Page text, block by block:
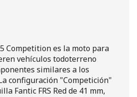
Competition es la moto para
vehículos todoterreno
similares a los
configuración "Competición"
Fantic FRS Red de 41 mm,